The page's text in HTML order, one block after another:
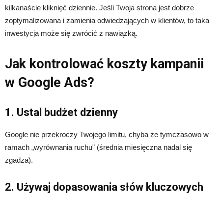
kilkanaście kliknięć dziennie. Jeśli Twoja strona jest dobrze
zoptymalizowana i zamienia odwiedzających w klientów, to taka
inwestycja może się zwrócić z nawiązką.
Jak kontrolować koszty kampanii
w Google Ads?
1. Ustal budżet dzienny
Google nie przekroczy Twojego limitu, chyba że tymczasowo w
ramach „wyrównania ruchu” (średnia miesięczna nadal się
zgadza).
2. Używaj dopasowania słów kluczowych